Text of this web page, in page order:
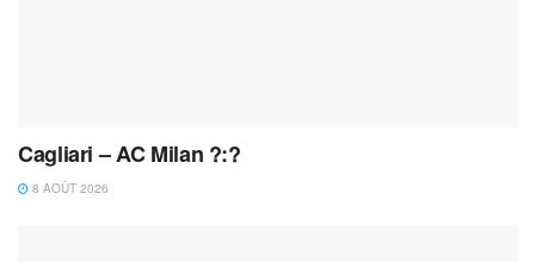
Cagliari – AC Milan ?:?
8 AOÛT 2026